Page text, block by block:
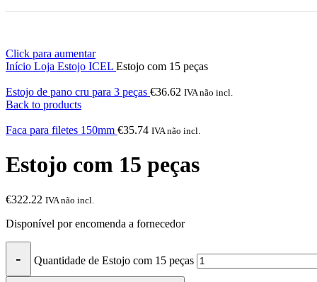
Click para aumentar
Início Loja Estojo ICEL Estojo com 15 peças
Estojo de pano cru para 3 peças €36.62 IVA não incl.
Back to products
Faca para filetes 150mm €35.74 IVA não incl.
Estojo com 15 peças
€322.22 IVA não incl.
Disponível por encomenda a fornecedor
Quantidade de Estojo com 15 peças